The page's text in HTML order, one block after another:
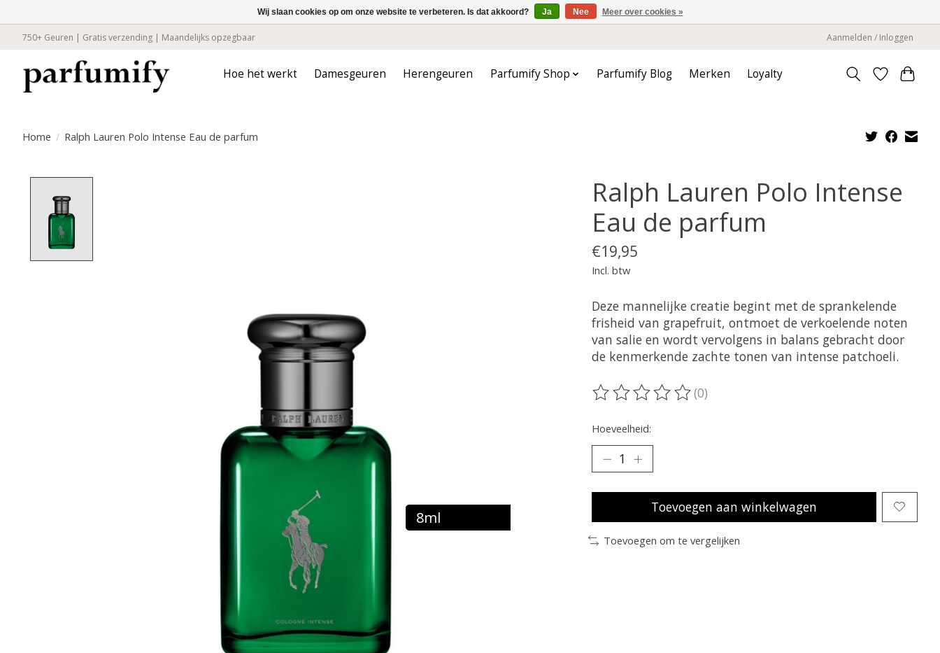
750+ Geuren | Gratis verzending | Maandelijks opzegbaar Aanmelden / Inloggen
Hoe het werkt Damesgeuren Herengeuren Parfumify Shop Parfumify Blog Merken Loyalty
Home / Ralph Lauren Polo Intense Eau de parfum
8ml
Ralph Lauren Polo Intense
Eau de parfum
€19,95
Incl. btw
Deze mannelijke creatie begint met de sprankelende
frisheid van grapefruit, ontmoet de verkoelende noten
van salie en wordt vervolgens in balans gebracht door
de kenmerkende zachte tonen van intense patchoeli.
De beoordeling van dit product is
(0)
Hoeveelheid:
Toevoegen aan winkelwagen
Toevoegen om te vergelijken
Wij slaan cookies op om onze website te verbeteren. Is dat akkoord? Ja Nee Meer over cookies »